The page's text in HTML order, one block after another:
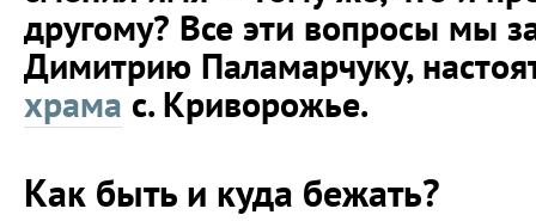
другому? Все эти вопросы мы
Димитрию Паламарчуку,
храма с. Криворожье.
Как быть и куда бежать?